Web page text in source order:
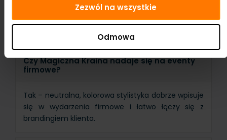
Zezwól na wszystkie
Odmowa
ale dzięki uniwersalnej konstrukcji starsze dzieci
Czy Magiczna Kraina nadaje się na eventy
firmowe?
Tak – neutralna, kolorowa stylistyka dobrze wpisuje
się w wydarzenia firmowe i łatwo łączy się z
brandingiem klienta.